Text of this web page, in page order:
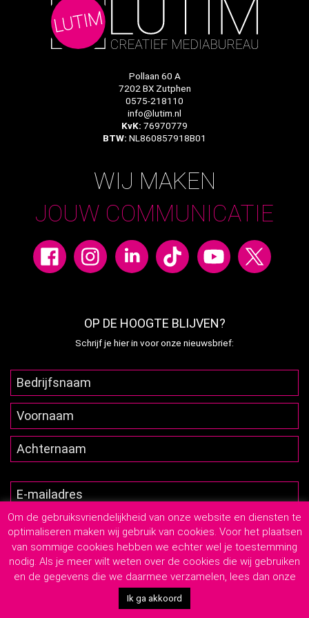
Pollaan 60 A
7202 BX Zutphen
0575-218110
info@lutim.nl
KvK: 76970779
BTW: NL860857918B01
WIJ MAKEN
JOUW COMMUNICATIE
OP DE HOOGTE BLIJVEN?
Schrijf je hier in voor onze nieuwsbrief:
2026 © Lutim Creatief Mediabureau - Privacyverklaring -
Algemene Leveringsvoorwaarden
Om de gebruiksvriendelijkheid van onze website en diensten te
optimaliseren maken wij gebruik van cookies. Voor het plaatsen
van sommige cookies hebben we echter wel je toestemming
nodig. Als je meer wilt weten over de cookies die wij gebruiken
en de gegevens die we daarmee verzamelen, lees dan onze
Ik ga akkoord